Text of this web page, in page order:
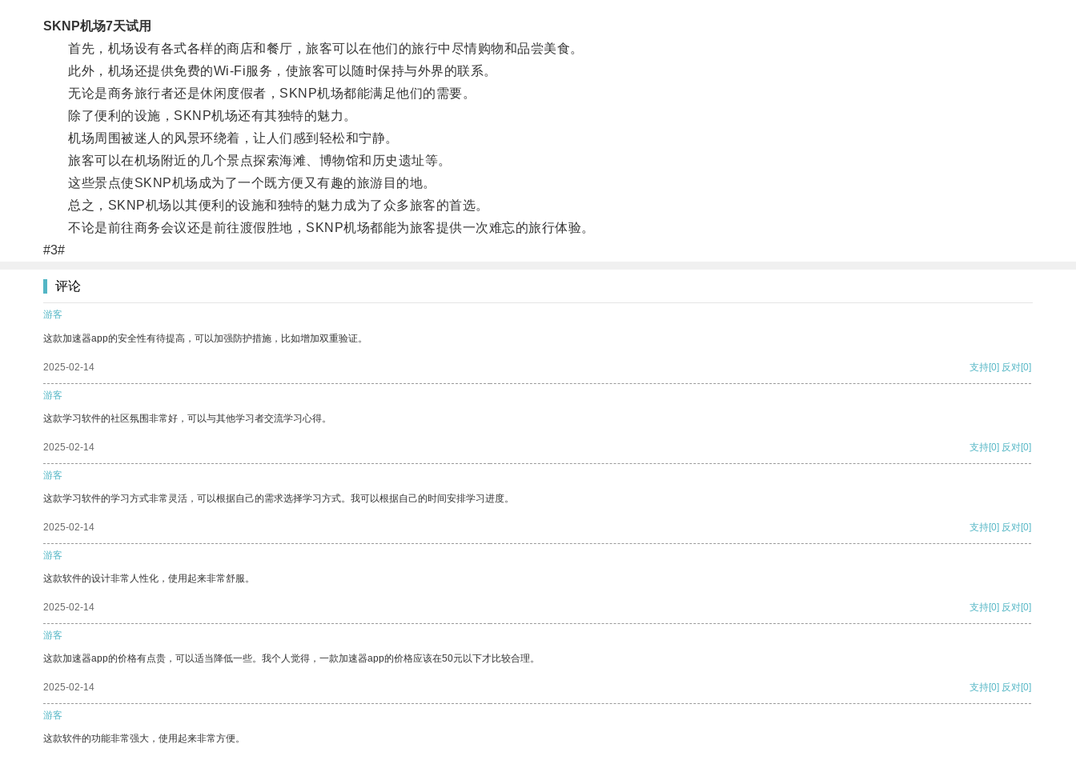
SKNP机场7天试用
首先，机场设有各式各样的商店和餐厅，旅客可以在他们的旅行中尽情购物和品尝美食。
此外，机场还提供免费的Wi-Fi服务，使旅客可以随时保持与外界的联系。
无论是商务旅行者还是休闲度假者，SKNP机场都能满足他们的需要。
除了便利的设施，SKNP机场还有其独特的魅力。
机场周围被迷人的风景环绕着，让人们感到轻松和宁静。
旅客可以在机场附近的几个景点探索海滩、博物馆和历史遗址等。
这些景点使SKNP机场成为了一个既方便又有趣的旅游目的地。
总之，SKNP机场以其便利的设施和独特的魅力成为了众多旅客的首选。
不论是前往商务会议还是前往渡假胜地，SKNP机场都能为旅客提供一次难忘的旅行体验。
#3#
评论
游客
这款加速器app的安全性有待提高，可以加强防护措施，比如增加双重验证。
2025-02-14 支持[0] 反对[0]
游客
这款学习软件的社区氛围非常好，可以与其他学习者交流学习心得。
2025-02-14 支持[0] 反对[0]
游客
这款学习软件的学习方式非常灵活，可以根据自己的需求选择学习方式。我可以根据自己的时间安排学习进度。
2025-02-14 支持[0] 反对[0]
游客
这款软件的设计非常人性化，使用起来非常舒服。
2025-02-14 支持[0] 反对[0]
游客
这款加速器app的价格有点贵，可以适当降低一些。我个人觉得，一款加速器app的价格应该在50元以下才比较合理。
2025-02-14 支持[0] 反对[0]
游客
这款软件的功能非常强大，使用起来非常方便。